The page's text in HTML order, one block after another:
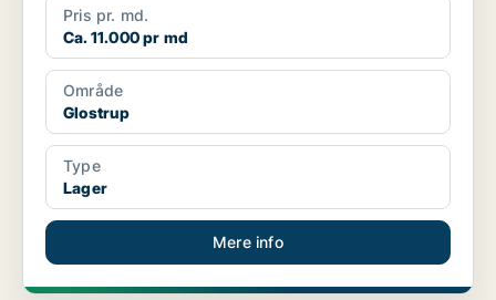
Pris pr. md.
Ca. 11.000 pr md
Område
Glostrup
Type
Lager
Mere info